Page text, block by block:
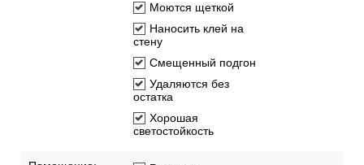
Моются щеткой
Наносить клей на
стену
Смещенный подгон
Удаляются без
остатка
Хорошая
светостойкость